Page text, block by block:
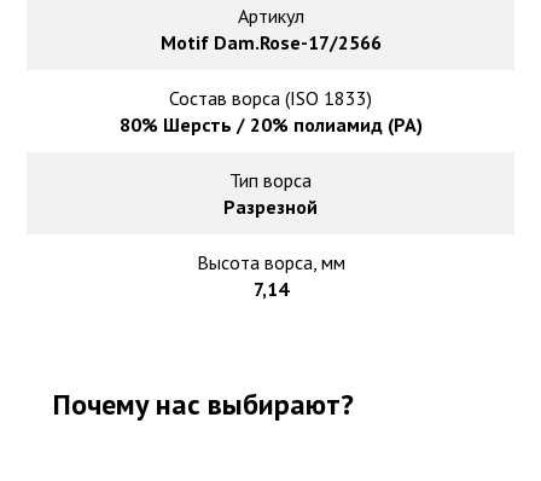
Ковролин под теплый пол
Артикул
Motif Dam.Rose-17/2566
Состав ворса (ISO 1833)
80% Шерсть / 20% полиамид (PA)
Тип ворса
Разрезной
Высота ворса, мм
7,14
Почему нас выбирают?